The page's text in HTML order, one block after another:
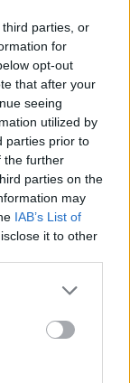
parties, or
for
opt-out
that after your
seeing
utilized by
parties prior to
the further
parties on the
may
IAB’s List of
it to other
more Google
may click to
party tags to
below Google
részében
leggyorsabb
ahhoz,
a
megszerzett
induló